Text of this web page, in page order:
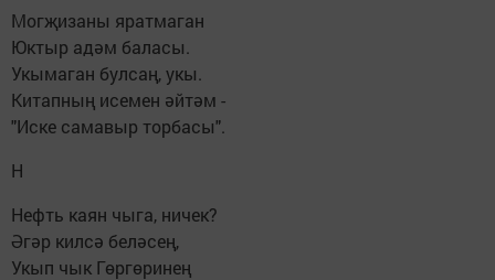
Могҗизаны яратмаган
Юктыр адәм баласы.
Укымаган булсаң, укы.
Китапның исемен әйтәм -
"Иске самавыр торбасы".
Н
Нефть каян чыга, ничек?
Әгәр килсә беләсең,
Укып чык Гөргөринең